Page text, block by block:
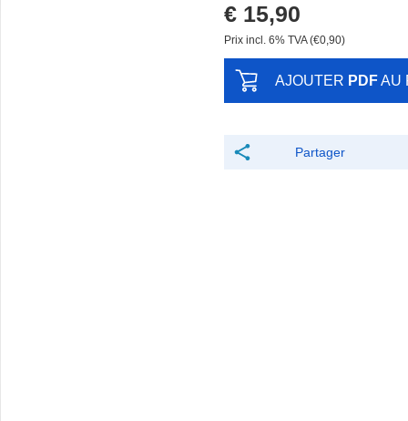
€ 15,90
Prix ​​incl. 6% TVA (€0,90)
AJOUTER PDFAU
Partager